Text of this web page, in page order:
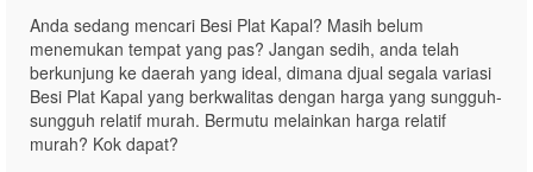
Anda sedang mencari Besi Plat Kapal? Masih belum
menemukan tempat yang pas? Jangan sedih, anda telah
berkunjung ke daerah yang ideal, dimana djual segala variasi
Besi Plat Kapal yang berkwalitas dengan harga yang sungguh-
sungguh relatif murah. Bermutu melainkan harga relatif
murah? Kok dapat?